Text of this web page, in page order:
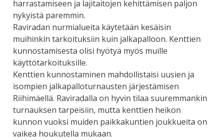
harrastamiseen ja lajitaitojen kehittämisen paljon
nykyistä paremmin.
Raviradan nurmialueita käytetään kesäisin
muihinkin tarkoituksiin kuin jalkapalloon. Kenttien
kunnostamisesta olisi hyötyä myös muille
käyttötarkoituksille.
Kenttien kunnostaminen mahdollistaisi uusien ja
isompien jalkapalloturnausten järjestämisen
Riihimäellä. Raviradalla on hyvin tilaa suuremmankin
turnauksen tarpeisiin, mutta kenttien heikon
kunnon vuoksi muiden paikkakuntien joukkueita on
vaikea houkutella mukaan.